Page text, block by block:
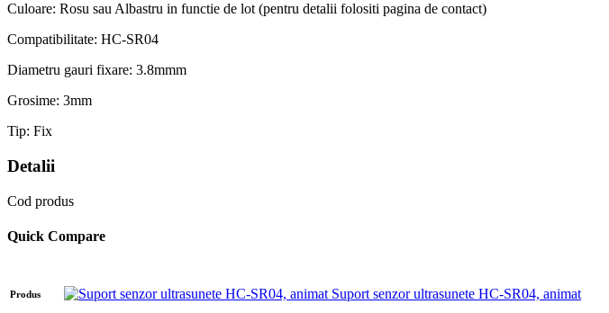
Culoare: Rosu sau Albastru in functie de lot (pentru detalii folositi pagina de contact)
Compatibilitate: HC-SR04
Diametru gauri fixare: 3.8mmm
Grosime: 3mm
Tip: Fix
Detalii
Cod produs
Quick Compare
Produs Suport senzor ultrasunete HC-SR04, animat